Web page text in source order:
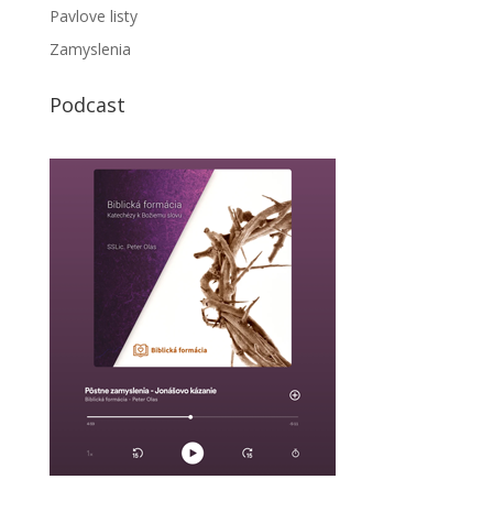
Pavlove listy
Zamyslenia
Podcast